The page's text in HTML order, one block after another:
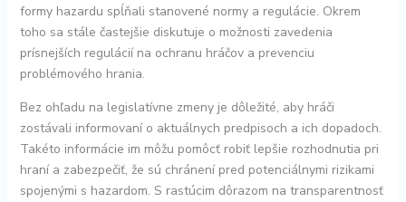
formy hazardu spĺňali stanovené normy a regulácie. Okrem
toho sa stále častejšie diskutuje o možnosti zavedenia
prísnejších regulácií na ochranu hráčov a prevenciu
problémového hrania.
Bez ohľadu na legislatívne zmeny je dôležité, aby hráči
zostávali informovaní o aktuálnych predpisoch a ich dopadoch.
Takéto informácie im môžu pomôcť robiť lepšie rozhodnutia pri
hraní a zabezpečiť, že sú chránení pred potenciálnymi rizikami
spojenými s hazardom. S rastúcim dôrazom na transparentnosť